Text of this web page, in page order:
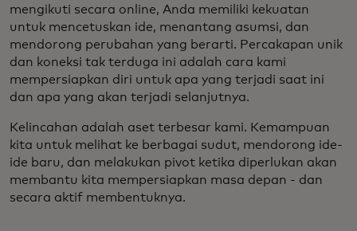
mengikuti secara online, Anda memiliki kekuatan
untuk mencetuskan ide, menantang asumsi, dan
mendorong perubahan yang berarti. Percakapan unik
dan koneksi tak terduga ini adalah cara kami
mempersiapkan diri untuk apa yang terjadi saat ini
dan apa yang akan terjadi selanjutnya.
Kelincahan adalah aset terbesar kami. Kemampuan
kita untuk melihat ke berbagai sudut, mendorong ide-
ide baru, dan melakukan pivot ketika diperlukan akan
membantu kita mempersiapkan masa depan - dan
secara aktif membentuknya.